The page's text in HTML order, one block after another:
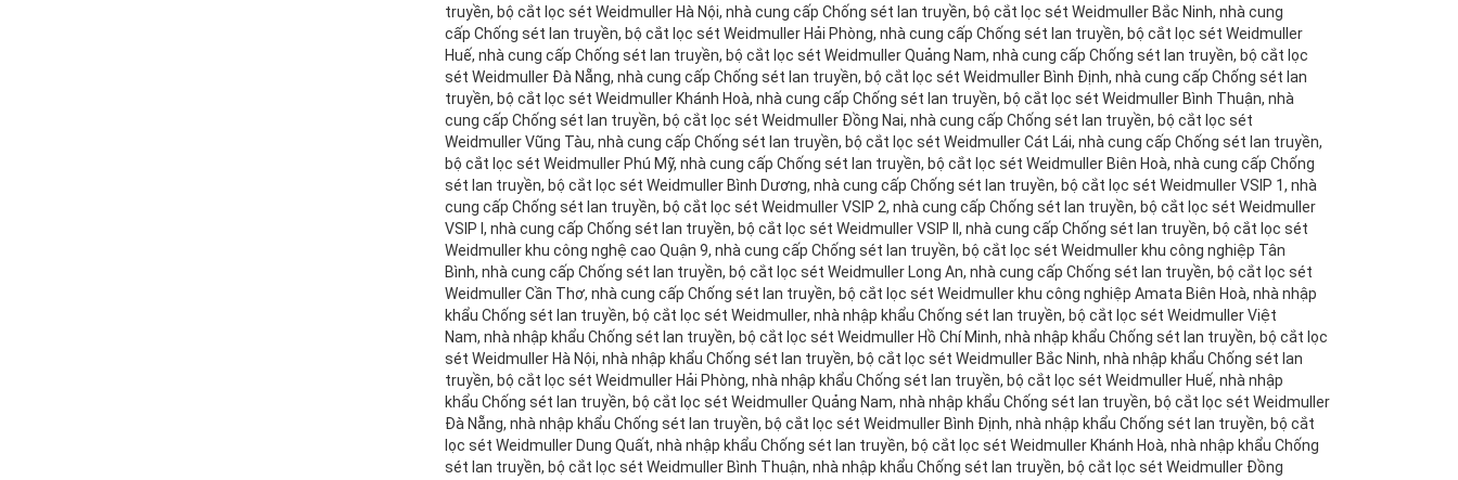
truyền, bộ cắt lọc sét Weidmuller Hà Nội, nhà cung cấp Chống sét lan truyền, bộ cắt lọc sét Weidmuller Bắc Ninh, nhà cung
cấp Chống sét lan truyền, bộ cắt lọc sét Weidmuller Hải Phòng, nhà cung cấp Chống sét lan truyền, bộ cắt lọc sét Weidmuller
Huế, nhà cung cấp Chống sét lan truyền, bộ cắt lọc sét Weidmuller Quảng Nam, nhà cung cấp Chống sét lan truyền, bộ cắt lọc
sét Weidmuller Đà Nẵng, nhà cung cấp Chống sét lan truyền, bộ cắt lọc sét Weidmuller Bình Định, nhà cung cấp Chống sét lan
truyền, bộ cắt lọc sét Weidmuller Khánh Hoà, nhà cung cấp Chống sét lan truyền, bộ cắt lọc sét Weidmuller Bình Thuận, nhà
cung cấp Chống sét lan truyền, bộ cắt lọc sét Weidmuller Đồng Nai, nhà cung cấp Chống sét lan truyền, bộ cắt lọc sét
Weidmuller Vũng Tàu, nhà cung cấp Chống sét lan truyền, bộ cắt lọc sét Weidmuller Cát Lái, nhà cung cấp Chống sét lan truyền,
bộ cắt lọc sét Weidmuller Phú Mỹ, nhà cung cấp Chống sét lan truyền, bộ cắt lọc sét Weidmuller Biên Hoà, nhà cung cấp Chống
sét lan truyền, bộ cắt lọc sét Weidmuller Bình Dương, nhà cung cấp Chống sét lan truyền, bộ cắt lọc sét Weidmuller VSIP 1, nhà
cung cấp Chống sét lan truyền, bộ cắt lọc sét Weidmuller VSIP 2, nhà cung cấp Chống sét lan truyền, bộ cắt lọc sét Weidmuller
VSIP I, nhà cung cấp Chống sét lan truyền, bộ cắt lọc sét Weidmuller VSIP II, nhà cung cấp Chống sét lan truyền, bộ cắt lọc sét
Weidmuller khu công nghệ cao Quận 9, nhà cung cấp Chống sét lan truyền, bộ cắt lọc sét Weidmuller khu công nghiệp Tân
Bình, nhà cung cấp Chống sét lan truyền, bộ cắt lọc sét Weidmuller Long An, nhà cung cấp Chống sét lan truyền, bộ cắt lọc sét
Weidmuller Cần Thơ, nhà cung cấp Chống sét lan truyền, bộ cắt lọc sét Weidmuller khu công nghiệp Amata Biên Hoà, nhà nhập
khẩu Chống sét lan truyền, bộ cắt lọc sét Weidmuller, nhà nhập khẩu Chống sét lan truyền, bộ cắt lọc sét Weidmuller Việt
Nam, nhà nhập khẩu Chống sét lan truyền, bộ cắt lọc sét Weidmuller Hồ Chí Minh, nhà nhập khẩu Chống sét lan truyền, bộ cắt lọc
sét Weidmuller Hà Nội, nhà nhập khẩu Chống sét lan truyền, bộ cắt lọc sét Weidmuller Bắc Ninh, nhà nhập khẩu Chống sét lan
truyền, bộ cắt lọc sét Weidmuller Hải Phòng, nhà nhập khẩu Chống sét lan truyền, bộ cắt lọc sét Weidmuller Huế, nhà nhập
khẩu Chống sét lan truyền, bộ cắt lọc sét Weidmuller Quảng Nam, nhà nhập khẩu Chống sét lan truyền, bộ cắt lọc sét Weidmuller
Đà Nẵng, nhà nhập khẩu Chống sét lan truyền, bộ cắt lọc sét Weidmuller Bình Định, nhà nhập khẩu Chống sét lan truyền, bộ cắt
lọc sét Weidmuller Dung Quất, nhà nhập khẩu Chống sét lan truyền, bộ cắt lọc sét Weidmuller Khánh Hoà, nhà nhập khẩu Chống
sét lan truyền, bộ cắt lọc sét Weidmuller Bình Thuận, nhà nhập khẩu Chống sét lan truyền, bộ cắt lọc sét Weidmuller Đồng